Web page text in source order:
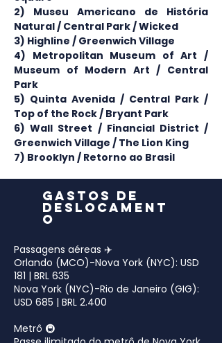
2) Museu Americano de História
Natural / Central Park / Wicked
3) Highline / Greenwich Village
4) Metropolitan Museum of Art /
Museum of Modern Art / Central
Park
5) Quinta Avenida / Central Park /
Top of the Rock / Bryant Park
6) Wall Street / Financial District /
Greenwich Village / The Lion King
7) Brooklyn / Retorno ao Brasil​​
GASTOS DE
DESLOCAMENT
O
Passagens aéreas ✈️
Orlando (MCO)-Nova York (NYC): USD
181 | BRL 635
Nova York (NYC)-Rio de Janeiro (GIG):
USD 685 | BRL 2.400
Metrô 🚇